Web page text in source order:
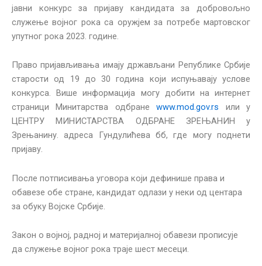
јавни конкурс за пријаву кандидата за добровољно
служење војног рока са оружјем за потребе мартовског
упутног рока 2023. године.
Право пријављивања имају држављани Републике Србије
старости од 19 до 30 година који испуњавају услове
конкурса. Више информација могу добити на интернет
страници Минитарства одбранеwww.mod.gov.rs или у
ЦЕНТРУ МИНИСТАРСТВА ОДБРАНЕ ЗРЕЊАНИН у
Зрењанину. адреса Гундулићева бб, где могу поднети
пријаву.
После потписивања уговора који дефинише права и
обавезе обе стране, кандидат одлази у неки од центара
за обуку Војске Србије.
Закон о војној, радној и материјалној обавези прописује
да служење војног рока траје шест месеци.